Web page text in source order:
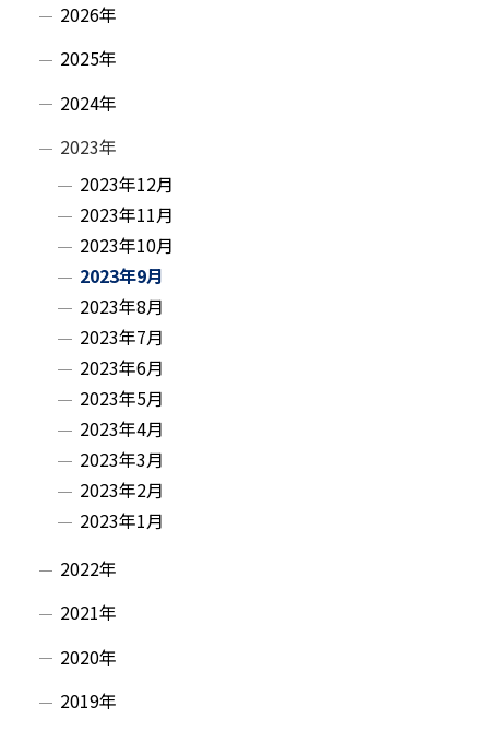
2026年
2025年
2024年
2023年
2023年12月
2023年11月
2023年10月
2023年9月
2023年8月
2023年7月
2023年6月
2023年5月
2023年4月
2023年3月
2023年2月
2023年1月
2022年
2021年
2020年
2019年